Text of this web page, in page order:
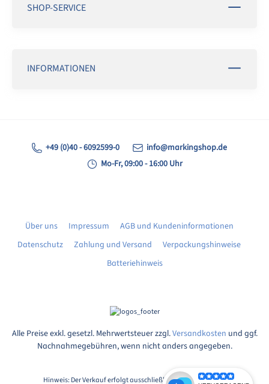
SHOP-SERVICE
INFORMATIONEN
+49 (0)40 - 6092599-0
info@markingshop.de
Mo-Fr, 09:00 - 16:00 Uhr
Über uns Impressum
AGB und Kundeninformationen
Datenschutz
Zahlung und Versand
Verpackungshinweise
Batteriehinweis
Alle Preise exkl. gesetzl. Mehrwertsteuer zzgl.Versandkosten und ggf.
Nachnahmegebühren, wenn nicht anders angegeben.
Hinweis: Der Verkauf erfolgt ausschließlich an Unternehmer